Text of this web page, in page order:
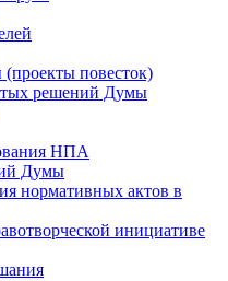
повесток)
решений Думы
НПА
Думы
нормативных актов в
инициативе